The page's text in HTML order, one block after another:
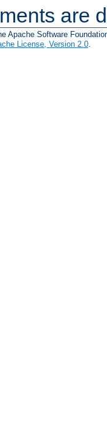
are
Apache Software
License, Version 2.0